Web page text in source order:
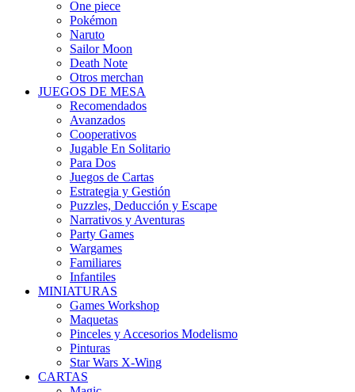
One piece
Pokémon
Naruto
Sailor Moon
Death Note
Otros merchan
JUEGOS DE MESA
Recomendados
Avanzados
Cooperativos
Jugable En Solitario
Para Dos
Juegos de Cartas
Estrategia y Gestión
Puzzles, Deducción y Escape
Narrativos y Aventuras
Party Games
Wargames
Familiares
Infantiles
MINIATURAS
Games Workshop
Maquetas
Pinceles y Accesorios Modelismo
Pinturas
Star Wars X-Wing
CARTAS